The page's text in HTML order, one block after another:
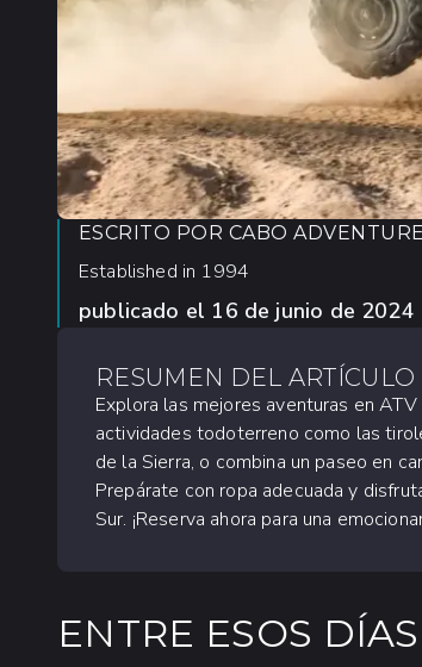
ESCRITO POR CABO
Established in 1994
publicado el 16 de junio de 2024
RESUMEN DEL ARTÍCULO
Explora las mejores aventuras en
actividades todoterreno como las
de la Sierra, o combina un paseo en
Prepárate con ropa adecuada y
Sur. ¡Reserva ahora para una
ENTRE ESOS